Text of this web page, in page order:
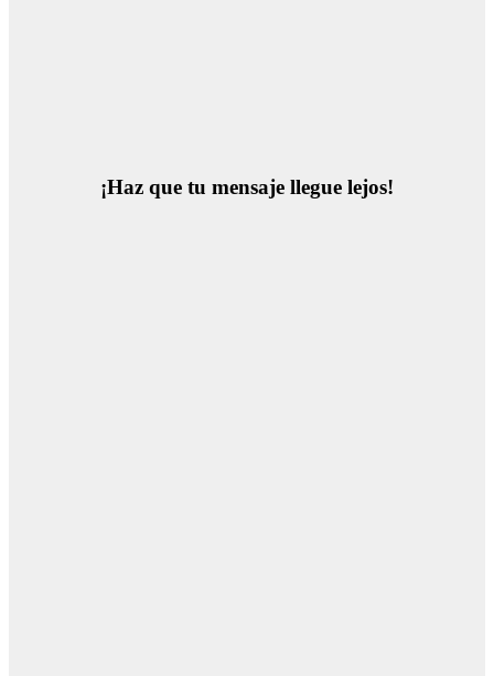
¡Haz que tu mensaje llegue lejos!